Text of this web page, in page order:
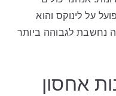
על לינוקס והוא
נחשבת לגבוהה ביותר
אחסון